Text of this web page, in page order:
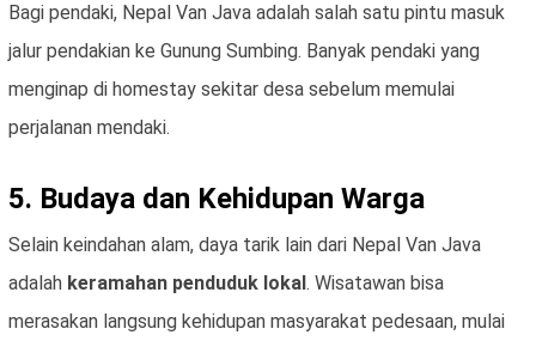
Bagi pendaki, Nepal Van Java adalah salah satu pintu masuk
jalur pendakian ke Gunung Sumbing. Banyak pendaki yang
menginap di homestay sekitar desa sebelum memulai
perjalanan mendaki.
5. Budaya dan Kehidupan Warga
Selain keindahan alam, daya tarik lain dari Nepal Van Java
adalah keramahan penduduk lokal. Wisatawan bisa
merasakan langsung kehidupan masyarakat pedesaan, mulai